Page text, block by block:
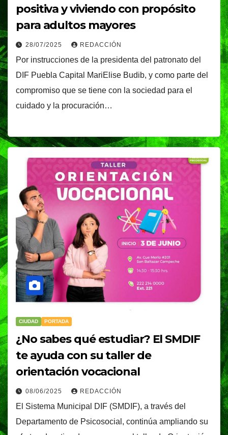
positiva y viviendo con propósito
para adultos mayores
28/07/2025 REDACCIÓN
Por instrucciones de la presidenta del patronato del
DIF Puebla Capital MariElise Budib, y como parte del
compromiso que se tiene con la sociedad para el
cuidado y la procuración…
CIUDAD PORTADA
¿No sabes qué estudiar? El SMDIF
te ayuda con su taller de
orientación vocacional
08/06/2025 REDACCIÓN
El Sistema Municipal DIF (SMDIF), a través del
Departamento de Psicosocial, continúa ampliando su